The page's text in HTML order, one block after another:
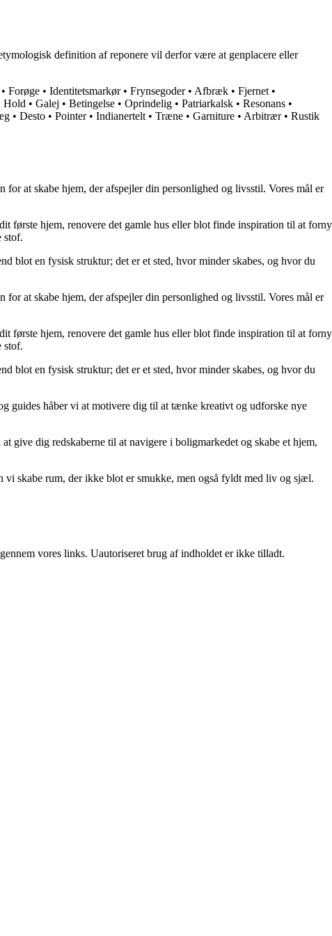
definition af reponere vil derfor være at genplacere eller
• Forøge • Identitetsmarkør• Frynsegoder• Afbræk • Fjernet •
Hold • Galej • Betingelse • Oprindelig • Patriarkalsk • Resonans •
• Desto • Pointer• Indianertelt • Træne • Garniture • Arbitrær• Rustik
at skabe hjem, der afspejler din personlighed og livsstil. Vores mål er
første hjem, renovere det gamle hus eller blot finde inspiration til at forny
stof.
blot en fysisk struktur; det er et sted, hvor minder skabes, og hvor du
at skabe hjem, der afspejler din personlighed og livsstil. Vores mål er
første hjem, renovere det gamle hus eller blot finde inspiration til at forny
stof.
blot en fysisk struktur; det er et sted, hvor minder skabes, og hvor du
guides håber vi at motivere dig til at tænke kreativt og udforske nye
give dig redskaberne til at navigere i boligmarkedet og skabe et hjem,
skabe rum, der ikke blot er smukke, men også fyldt med liv og sjæl.
vores links. Uautoriseret brug af indholdet er ikke tilladt.